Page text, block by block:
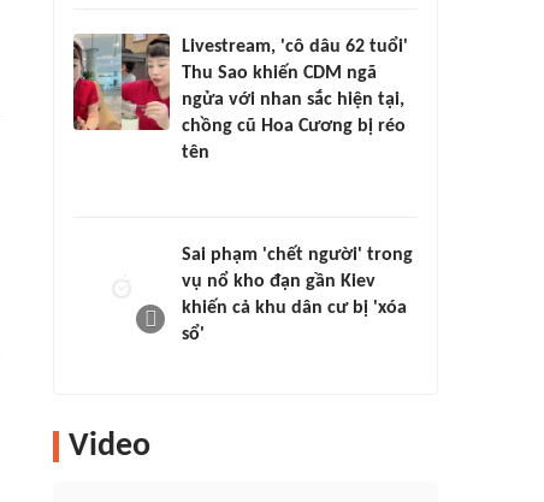
Livestream, 'cô dâu 62 tuổi'
Thu Sao khiến CDM ngã
ngửa với nhan sắc hiện tại,
chồng cũ Hoa Cương bị réo
tên
Sai phạm 'chết người' trong
vụ nổ kho đạn gần Kiev
khiến cả khu dân cư bị 'xóa
sổ'
Video